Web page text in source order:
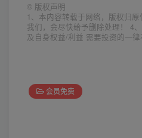
© 版权声明
1、本内容转载于网络，版权归
我们，会尽快给予删除处理！ 4
及自身权益/利益 需要投资的一
会员免费